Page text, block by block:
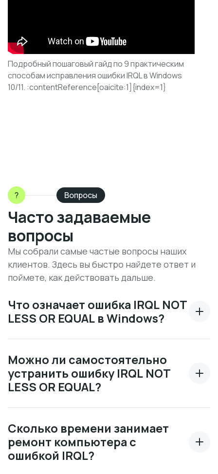
Подробный пошаговый гайд по 9 практическим
способам исправления ошибки IRQL в Windows
10/11. :contentReference[oaicite:1]{index=1}
? Вопросы
Часто задаваемые
вопросы
Мы собрали самые частые вопросы наших
клиентов. Здесь вы быстро найдете ответ и
поймете, как действовать дальше.
Что означает ошибка IRQL NOT
LESS OR EQUAL в Windows?
Можно ли самостоятельно
устранить ошибку IRQL NOT
LESS OR EQUAL?
Сколько времени занимает
ремонт компьютера с
ошибкой IRQL?